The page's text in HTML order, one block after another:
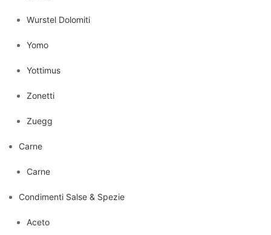
Wurstel Dolomiti
Yomo
Yottimus
Zonetti
Zuegg
Carne
Carne
Condimenti Salse & Spezie
Aceto